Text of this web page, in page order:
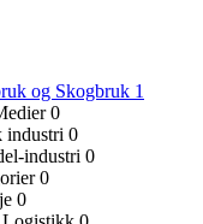
og Skogbruk 1
0
industri 0
industri 0
0
0